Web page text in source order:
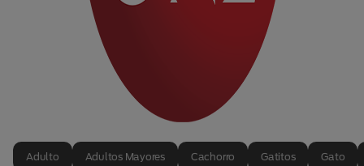
Adulto Adultos Mayores Cachorro Gatitos Gato